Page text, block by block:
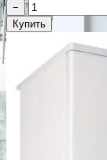
−
Купить